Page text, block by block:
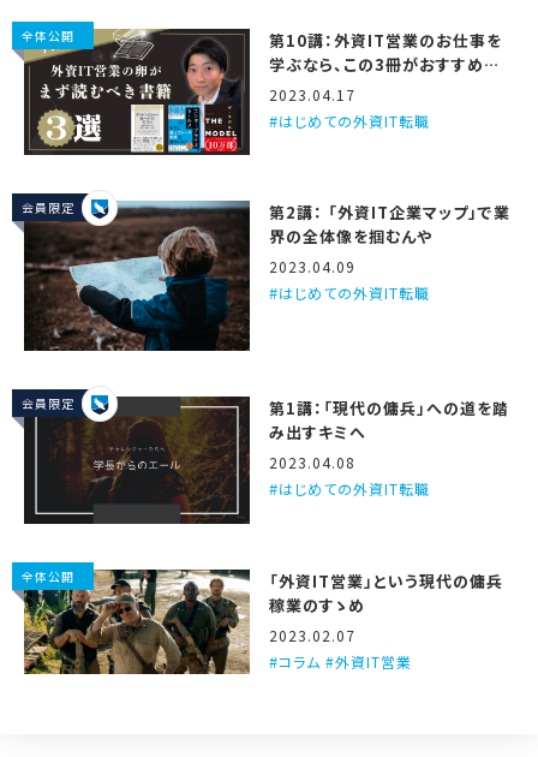
全体公開
第10講：外資IT営業のお仕事を
学ぶなら、この3冊がおすすめや
で
2023.04.17
はじめての外資IT転職
会員限定
第2講： 「外資IT企業マップ」で業
界の全体像を掴むんや
2023.04.09
はじめての外資IT転職
会員限定
第1講：「現代の傭兵」への道を踏
み出すキミへ
2023.04.08
はじめての外資IT転職
全体公開
「外資IT営業」という現代の傭兵
稼業のすゝめ
2023.02.07
コラム #外資IT営業